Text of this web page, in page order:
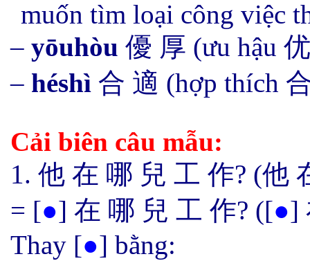
muốn tìm loại công việc
– yōuhòu 優 厚 (ưu hậu
– héshì 合 適 (hợp thích
Cải biên câu mẫu:
1. 他 在 哪 兒 工 作? (他
= [●] 在 哪 兒 工 作? ([●]
Thay [●] bằng: